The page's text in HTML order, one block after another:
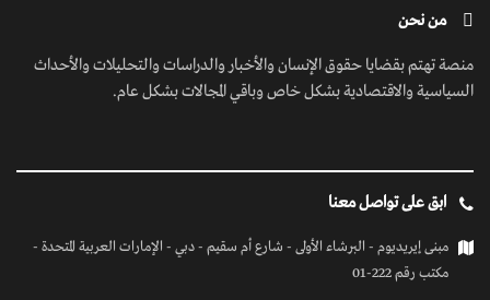
من نحن
منصة تهتم بقضايا حقوق الإنسان والأخبار والدراسات والتحليلات والأحداث
السياسية والاقتصادية بشكل خاص وباقي المجالات بشكل عام.
ابق على تواصل معنا
مبنى إيريديوم - البرشاء الأولى - شارع أم سقيم - دبي - الإمارات العربية المتحدة -
مكتب رقم 222-01